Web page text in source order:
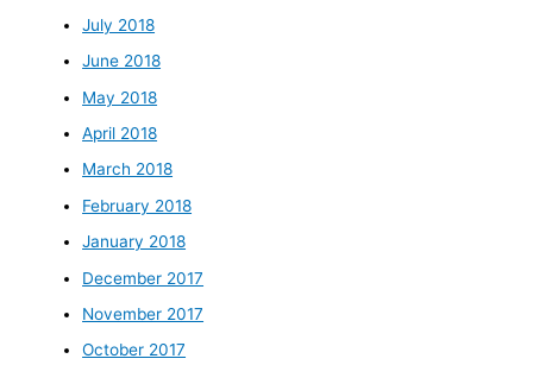
July 2018
June 2018
May 2018
April 2018
March 2018
February 2018
January 2018
December 2017
November 2017
October 2017